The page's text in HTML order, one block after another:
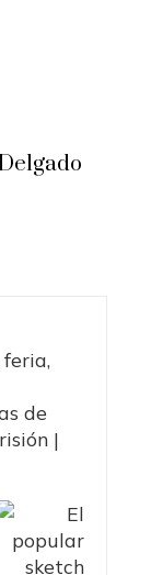
de
|